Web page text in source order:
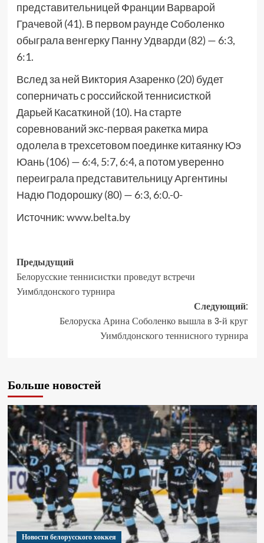
представительницей Франции Варварой
Грачевой (41). В первом раунде Соболенко
обыграла венгерку Панну Удварди (82) — 6:3,
6:1.
Вслед за ней Виктория Азаренко (20) будет
соперничать с российской теннисисткой
Дарьей Касаткиной (10). На старте
соревнований экс-первая ракетка мира
одолела в трехсетовом поединке китаянку Юэ
Юань (106) — 6:4, 5:7, 6:4, а потом уверенно
переиграла представительницу Аргентины
Надю Подорошку (80) — 6:3, 6:0.-0-
Источник:www.belta.by
Предыдущий
Белорусские теннисистки проведут встречи
Уимблдонского турнира
Следующий:
Белоруска Арина Соболенко вышла в 3-й круг
Уимблдонского теннисного турнира
Больше новостей
Новости белорусского хоккея